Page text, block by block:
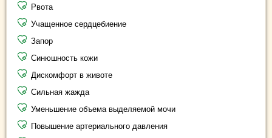
Рвота
Учащенное сердцебиение
Запор
Синюшность кожи
Дискомфорт в животе
Сильная жажда
Уменьшение объема выделяемой мочи
Повышение артериального давления